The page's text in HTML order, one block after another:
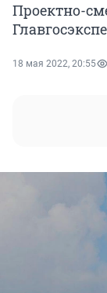
Проектно-
18 мая 2022, 20:55